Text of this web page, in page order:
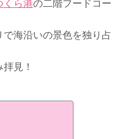
くら港の二階フードコー
海沿いの景色を独り占
見！